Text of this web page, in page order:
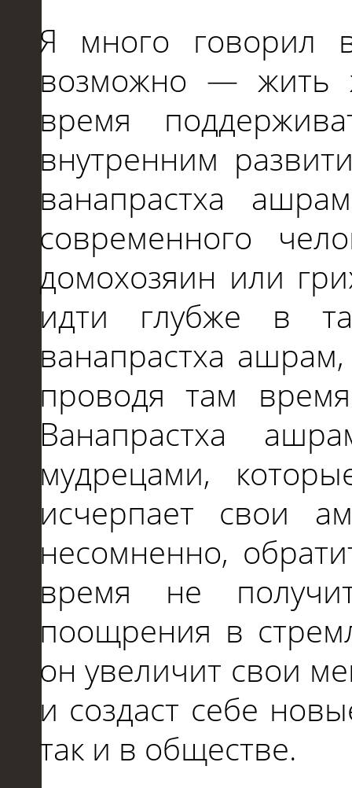
Я много говорил
возможно — жить
время
внутренним
ванапрастха
современного
домохозяин или
идти глубже в
ванапрастха
проводя там
Ванапрастха
мудрецами,
исчерпает свои
несомненно,
время не
поощрения в
он увеличит свои
и создаст себе
так и в обществе.